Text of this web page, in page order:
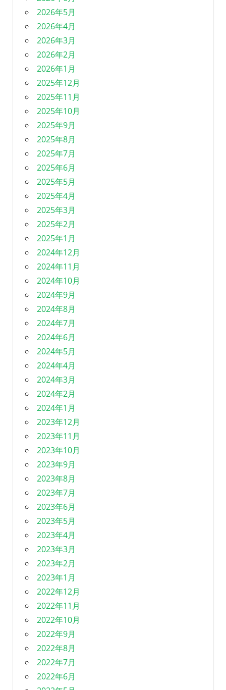
2026年5月
2026年4月
2026年3月
2026年2月
2026年1月
2025年12月
2025年11月
2025年10月
2025年9月
2025年8月
2025年7月
2025年6月
2025年5月
2025年4月
2025年3月
2025年2月
2025年1月
2024年12月
2024年11月
2024年10月
2024年9月
2024年8月
2024年7月
2024年6月
2024年5月
2024年4月
2024年3月
2024年2月
2024年1月
2023年12月
2023年11月
2023年10月
2023年9月
2023年8月
2023年7月
2023年6月
2023年5月
2023年4月
2023年3月
2023年2月
2023年1月
2022年12月
2022年11月
2022年10月
2022年9月
2022年8月
2022年7月
2022年6月